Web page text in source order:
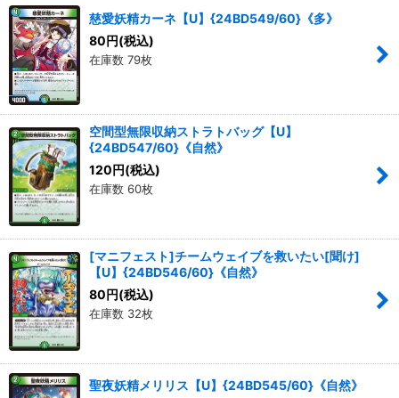
慈愛妖精カーネ【U】{24BD549/60}《多》
80円(税込)
在庫数 79枚
空間型無限収納ストラトバッグ【U】
{24BD547/60}《自然》
120円(税込)
在庫数 60枚
[マニフェスト]チームウェイブを救いたい[聞け]
【U】{24BD546/60}《自然》
80円(税込)
在庫数 32枚
聖夜妖精メリリス【U】{24BD545/60}《自然》